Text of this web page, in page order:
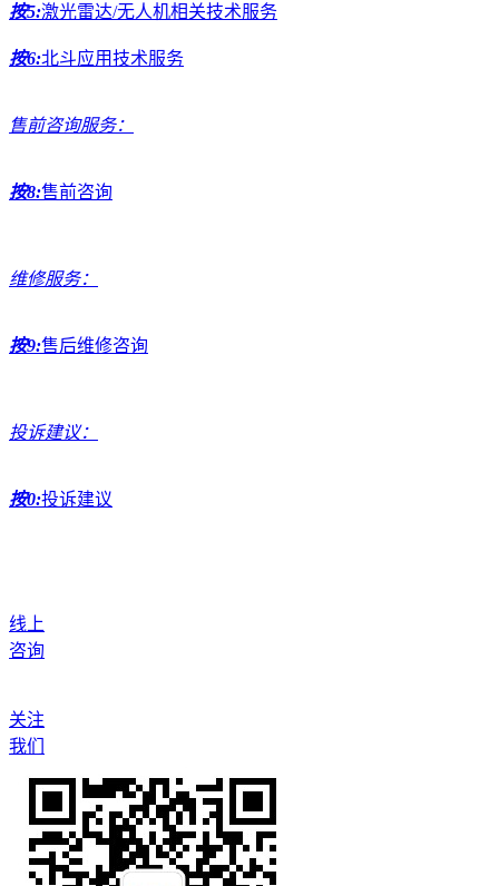
按5:激光雷达/无人机相关技术服务
按6:北斗应用技术服务
售前咨询服务：
按8:售前咨询
维修服务：
按9:售后维修咨询
投诉建议：
按0:投诉建议
线上
咨询
关注
我们